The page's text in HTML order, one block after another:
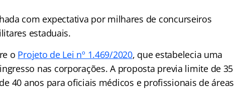
com expectativa por milhares de concurseiros
estaduais.
o Projeto de Lei nº 1.469/2020, que estabelecia uma
nas corporações. A proposta previa limite de 35
40 anos para oficiais médicos e profissionais de áreas